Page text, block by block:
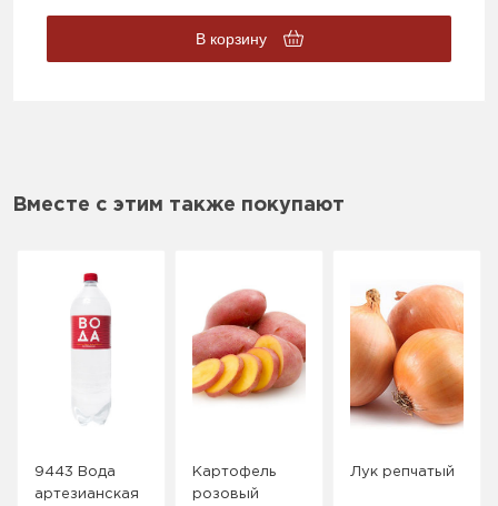
В корзину
Вместе с этим также покупают
9443 Вода
артезианская
Картофель
розовый
Лук репчатый